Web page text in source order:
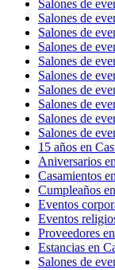
Salones de
Salones de
Salones de
Salones de
Salones de
Salones de
Salones de
Salones de
Salones de
Salones de
15 años en
Aniversarios
Casamientos
Cumpleaños
Eventos
Eventos
Proveedores
Estancias en
Salones de